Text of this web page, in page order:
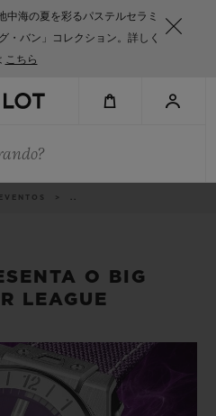
海の夏を彩るパステルセラミ
・バン」コレクション。詳しく
こちら
..
O BIG
LEAGUE
BIG BANG